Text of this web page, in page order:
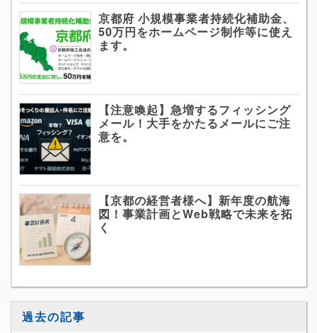
京都府 小規模事業者持続化補助金、
50万円をホームページ制作等に使え
ます。
【注意喚起】急増するフィッシング
メール！大手をかたるメールにご注
意を。
【京都の経営者様へ】新年度の航海
図！事業計画とWeb戦略で未来を拓
く
過去の記事